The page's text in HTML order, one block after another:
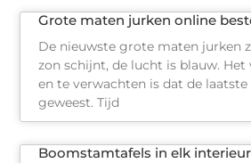
Grote maten jurken online
De nieuwste grote maten jurken
zon schijnt, de lucht is blauw.
en te verwachten is dat de
geweest. Tijd
Boomstamtafels in elk interieur